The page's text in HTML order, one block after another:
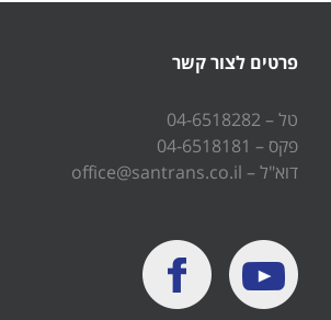
פרטים לצור קשר
טל – 04-6518282
פקס – 04-6518181
דוא"ל – office@santrans.co.il